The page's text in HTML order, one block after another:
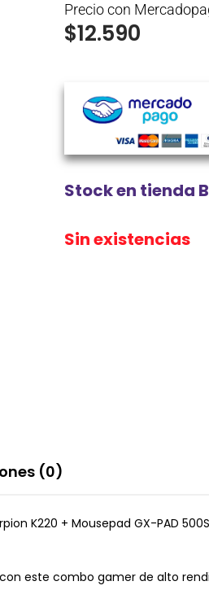
Precio con
$12.590
Stock en tienda
Sin existencias
(0)
K220 + Mousepad GX-PAD
este combo gamer de alto